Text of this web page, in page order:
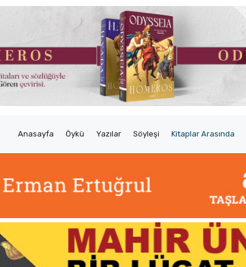
Anasayfa Öykü Yazılar Söyleşi Kitaplar Arasında